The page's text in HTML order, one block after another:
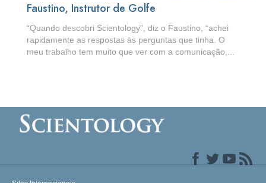
Faustino, Instrutor de Golfe
“Quando descobri Scientology”, diz o Faustino, “achei
rapidamente as respostas às perguntas que tinha. O
meu trabalho tem muito que ver com a comunicação,...